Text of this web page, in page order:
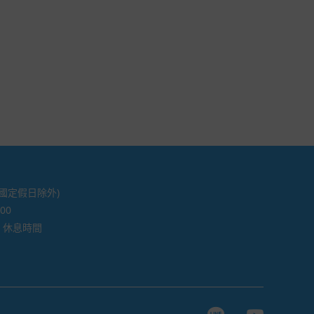
定假日除外)
息時間